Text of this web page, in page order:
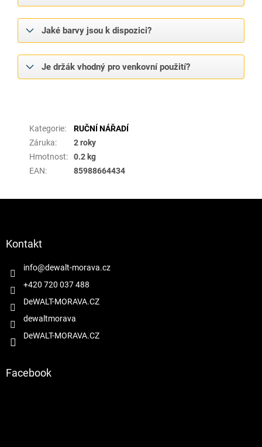
Jaké barvy jsou k dispozici?
Je držák vhodný pro venkovní použití?
Kategorie:
RUČNÍ NÁŘADÍ
Záruka:
2 roky
Hmotnost:
0.2 kg
EAN: 85988664434
Kontakt
info@dewalt-morava.cz
+420 720 037 488
DeWALT-MORAVA.CZ
dewaltmorava
DeWALT-MORAVA.CZ
Facebook